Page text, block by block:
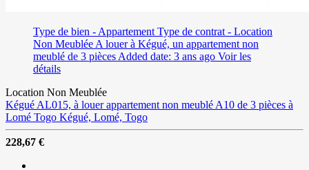
Type de bien - Appartement Type de contrat - Location
Non Meublée A louer à Kégué, un appartement non
meublé de 3 pièces Added date: 3 ans ago Voir les
détails
Location Non Meublée
Kégué AL015, à louer appartement non meublé A10 de 3 pièces à
Lomé Togo Kégué, Lomé, Togo
228,67 €